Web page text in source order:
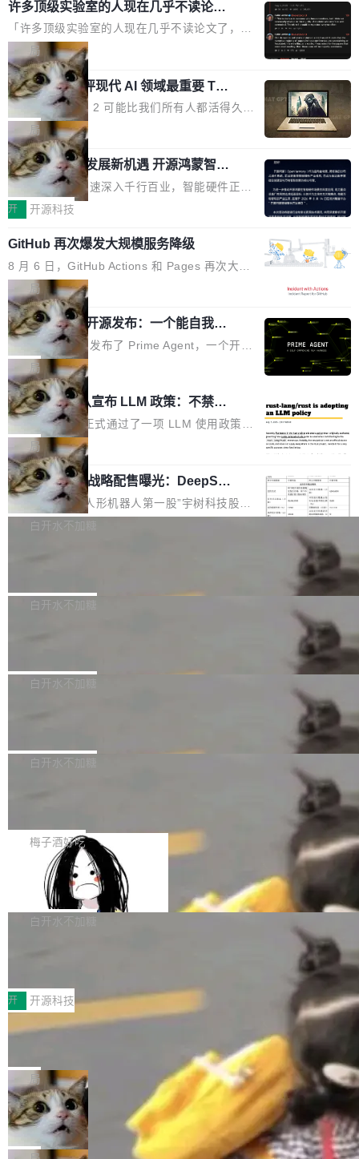
意思。比如我在一个后台管理系统里，需要填50
个表单字段，每个字段还有联动逻辑；比如我
想...
实时LCD监控屏，可充分满足当下高阶PC主机
的严苛使用需求。 澎湃功率，紧凑机身 钛金雕1
600PG5 AI TOP具备强悍输出功率，同时实现
机身尺寸大幅精简。整机长度仅16厘米，属于同
功率段机身尺寸十分紧凑的1600W电源产品。小
巧机身有效提升市面主流标准A...
复合增长率达5.44%,预计2032年将突破120亿美
元。数字广告与公共关系相关服务市场更是从20
25年的8463亿美元扩张至2026年的8763亿美
元。数字的背后是一个清晰的事实——品牌对专
业化营销服务的需求从未如此迫切。 但市场扩容
的同时,服务商的竞争逻辑正在改变。2026年Top
Agency年度合辑的观察指出,“产品”这个离消费
者最近的载体,在整个品牌营销层面的权重显著变
高了。全域营销服务商的竞争正在从规模转向深
度,案例厚度、全域覆盖、多线协同...
许多顶级实验室的人现在几乎不读论文
了
「许多顶级实验室的人现在几乎不读论文了，而
且他们认为 ICLR/ICML/NeurIPS 充斥着大量过
度宣传和欺诈。」 OpenAI 研究员 Keller Jorda
n 这条推文引发了广泛讨论。他不是在说风凉
话，他是说出了一个圈内人尽皆知但很少公开捅
破的事实。 Jordan 随后补充了一句软化声明：
「我不认为这些会议上大部分论文都在过度宣传
或造假。问题是，作为读者，如果你筛选出那些
看起来最令人兴奋的论文，那它们大部分都是过
度宣传的。」 这才是真正的痛点。不是所有论文
都有问题，是最吸引眼球的那批论文最有问题。
他引用的帖子来自 Mathew Shen，一位 ICLR 2
026 的读者：「看了篇 ...
局
xAI 前工程师评现代 AI 领域最重要 Top
3 开源项目
Flash Attention 2 可能比我们所有人都活得久。
这句话不是来自某个技术博客，而是出自 Hieu
Pham 的一条推文。Hieu Pham 是谁？他是 xAI
的早期工程师之一，在 Grok 训练基础设施团队
工作过。近日他在 X 上发了一条帖子，列出了他
认为现代 AI 领域最重要的三个开源项目。 第一
理由很具体。FA 系列不需要解释，但 FA2 是他
认为最重要的一个——复杂度恰到好处，刚好能
驱动你去学 CuTe，但还没被那些"邪恶的" Hopp
er++ 优化所淹没，足够容易修改和适配。 更关
键的是 FA2 的持久性...
局
共商智能硬件发展新机遇 开源鸿蒙智能
硬件开发者日杭州站即将举行
随着万物智联加速深入千行百业，智能硬件正从
单点设备迈向智能化、网联化、协同化发展。作
鸿蒙通过统一技术底座和分布式能力，为不同类
型智能设备的开发、连接与互联提供关键支撑，
也为产业链企业探索产品创新与商业增长打开新
的空间。 8月14日，开源鸿蒙智能硬件开发者日
（OHDD：OpenHarmony Hardware Develope
r Day）将在杭州启航。活动面向智能硬件产业
链企业和开发者，邀请行业专家与资深技术顾
问，围绕开源鸿蒙技术能力、设备适配、芯片适
配、功耗与稳定性调优、兼容性测评及统一互联
等内容展开系统讲解和实战交流，帮助企业进一
步了解开源鸿蒙在智能...
开 开源科技
GitHub 再次爆发大规模服务降级
8 月 6 日，GitHub Actions 和 Pages 再次大规
模服务降级，Actions 完全不可用超过 5 小时，
webhook 停发，连自托管 runner 也因调度层故
障无法工作。Pages、Copilot code review、C
opilot coding agent 全部受影响。从检测到完全
恢复，大约 12 小时。 这是 2026 年 8 月的第六
起事故，其中四起与 AI/Copilot 服务相关。 Git
Hub 员工 kdaigle 在 HN 讨论中贴出了一组数
据：2025 年全年 10 亿次 commit。现在，每周
2.75 亿次，全年预计 140 亿次。GitHub...
局
Prime Agent 开源发布：一个能自我改
进的编程 Agent，ARC-AGI 3 超越人类
专家基线
Prime Intellect 发布了 Prime Agent，一个开源
的编程 Agent Harness，核心设计围绕两个抽
象：Recursive Language Model（RLM）和 C
ontinual Harness。在 ARC-AGI 3 基准测试
上，Prime Agent + Opus 5 的组合达到了 95.
5% RHAE Best@1，超过了 ARC 报告的人类专
家基线 95.4%。 不是又一个 coding agent 包装
器 Prime Agent 的架构和市面上大多数 coding
agent 有本质区别。大多数 agent harness 的设
计是基于早期模型的能力—...
局
Rust 项目团队宣布 LLM 政策：不禁
止，但你要承认哪些代码不是你写的
Rust 语言项目正式通过了一项 LLM 使用政策，
覆盖 rust-lang/rust 单一仓库的代码贡献。这不
是项目级别的官方立场，目前由五个团队采纳，
但它可能是主流开源项目中关于 AI 辅助贡献最
细致的一份规则。 政策的核心只有一句话：LLM
可以用来分析、提炼、审阅、建议，但不能用来
不得生成涉及安全性的关键变更，除非作者本身
局
宇树科技 IPO 战略配售曝光：DeepSe
ek 获配 93.3 万股，锁定 36 个月
8月6日晚间，“人形机器人第一股”宇树科技股份
有限公司披露IPO发行价格及战略配售结果，杭
36个月。 公告显示，本次宇树科技战略配售对
员工参与设立的专项资产管理计划。其中，Dee
获配9...
白开水不加糖
Bug fixes and enhancements 修复多次传递同
一个回归问题，该问题导致拉取镜像时会拒绝包
题，该问题可能导致在旧版 Linux 内核...
白开水不加糖
e 孵化器项目管理委员会（IPMC）投票中获得
P）！这一里程碑不仅标志着 Fluss 迈入新的发
白开水不加糖
长期停止内容更新，未能实现其作为“AI版维基百
提交的编辑请求也长期处于待处理状态。 Groki
pedia 于去年底上线，定位为由人工智能生成内
容的百科平台，被马斯克视为传统众包百科网站
维基百科的替代方案。Lawfare 调查发现，无论
热门页面还是低关注度页面，均未出现近期更
白开水不加糖
是这样的：配 MessageSource 的 Bean、写 R
eloadableResourceBundleMessageSource、
声明 LocaleResolver、注册 LocaleChangeInt
erceptor…五六步之后才能看到第一行翻译文
本。 Solon 换了个方式。整个 i18n 模块围绕三
梅子酒好吃
Apache Doris 4.1 全面增强 Iceberg：
支持 UPDATE、MERGE INTO 与 Iceb
erg V3
Apache Doris 4.1 要补齐的，正是缺失的那一
半。在已有查询能力的基础上，Doris 进一步支
常维护操作，并完整支持 Iceberg V3 格式。
白开水不加糖
村国家自主创新示范区会议中心开幕。本届大会
由中关村智联软件服务业质量创新联盟主办，以
“智构可信·质创未来——AI原生时代的质量新范
式”为主题，直面AI从实验室走向规模化产业落地
的核心质量命题。会上，《2026智能研发生产力
工具选型手册》发布，Testin云测的Testin XAge
nt智能测试系统入选AI测试领域代表产品。对CI
O而言，这提示了一个转变：AI测试正在从效率
工具升级为企业的质量基础设施。 CIO面对的新
开 开源科技
让非法状态不可表示：一篇关于 ADT
有一种东西，一旦用过就回不去了。Alex Fedos
eev 管它叫"软件设计的基石"。 他说的东西不新
鲜——代数数据类型（ADT），尤其是和类型
（sum type）。但他说清楚了一件事：这不是类
型系统的学术体操，是日常编码的思维方式。 文
章从一个简单的例子切入。一个网站的深色主题
局
Cloudflare 开源内部企业 AI 平台 Clou
dflare OS
Cloudflare 发布了一个开源项目 Cloudflare O
S。如果你只看官方博客，你会觉得这是又一